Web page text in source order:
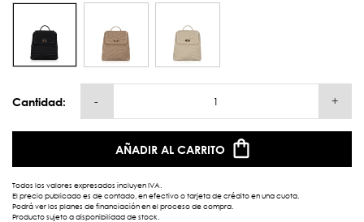
Cantidad: - +
AÑADIR AL CARRITO
Todos los valores expresados incluyen IVA.
El precio publicado es de contado, en efectivo o tarjeta de crédito en una cuota.
Podrá ver los planes de financiación en el proceso de compra.
Producto sujeto a disponibilidad de stock.